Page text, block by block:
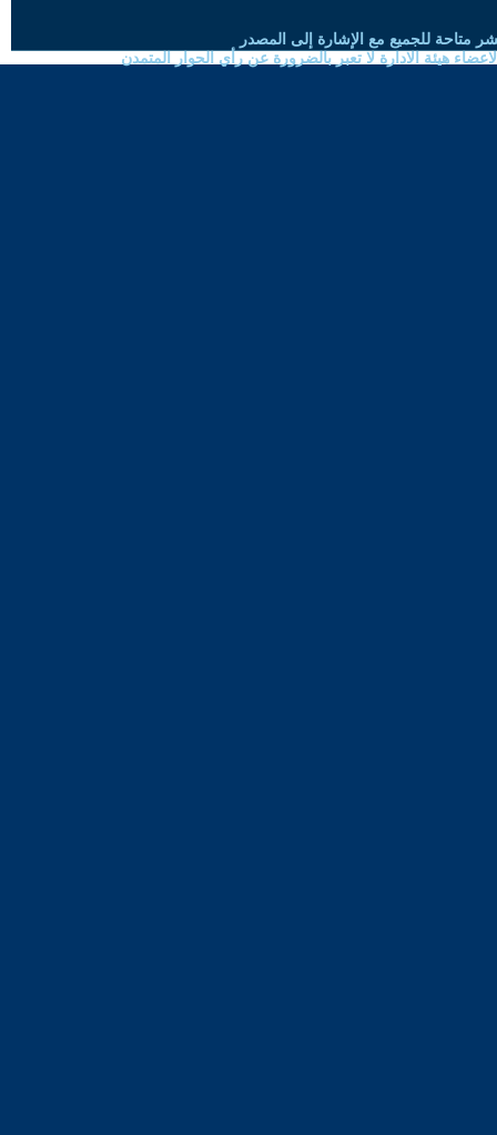
متاحة للجميع مع الإشارة إلى المصدر
هيئة الادارة لا تعبر بالضرورة عن رأي الحوار المتمدن